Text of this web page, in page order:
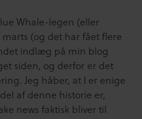
Whale-legen (eller
(og det har fået flere
indlæg på min blog
siden, og derfor er det
Jeg håber, at I er enige
af denne historie er,
news faktisk bliver til